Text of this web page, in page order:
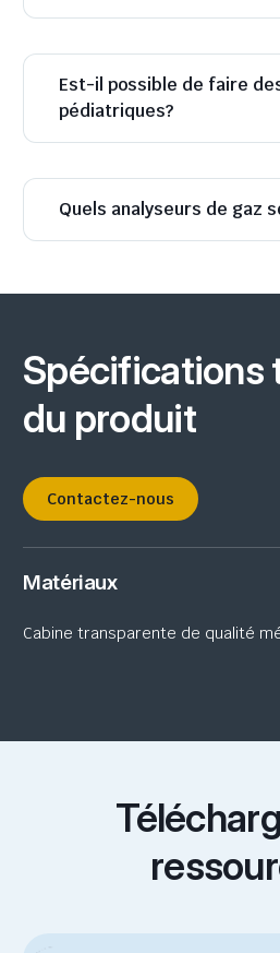
Est-il possible de faire
pédiatriques?
Quels analyseurs de gaz
Spécifications
du produit
Contactez-nous
Matériaux
Cabine transparente de qualité